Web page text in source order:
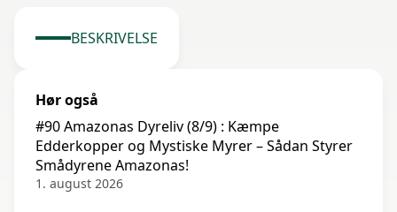
BESKRIVELSE
Hør også
#90 Amazonas Dyreliv (8/9) : Kæmpe
Edderkopper og Mystiske Myrer – Sådan Styrer
Smådyrene Amazonas!
1. august 2026